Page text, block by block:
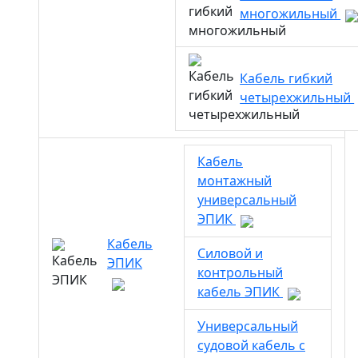
многожильный
Кабель гибкий
четырехжильный
Кабель
ЭПИК
Кабель
монтажный
универсальный
ЭПИК
Силовой и
контрольный
кабель ЭПИК
Универсальный
судовой кабель с